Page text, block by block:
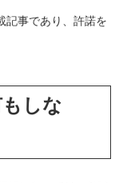
記事であり、許諾を
しな